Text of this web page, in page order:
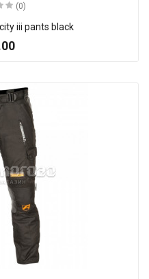
(0)
iii pants black